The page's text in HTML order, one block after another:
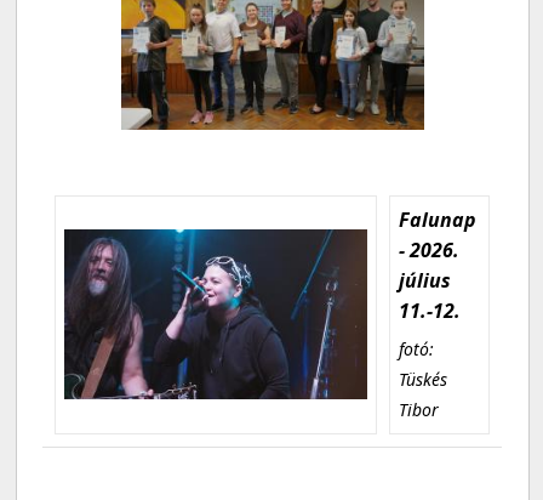
Falunap
- 2026.
július
11.-12.
fotó:
Tüskés
Tibor